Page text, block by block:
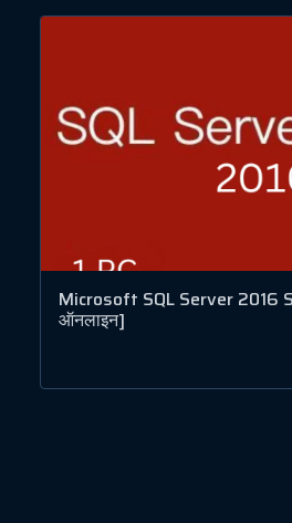
Microsoft SQL Server 2016
ऑनलाइन]